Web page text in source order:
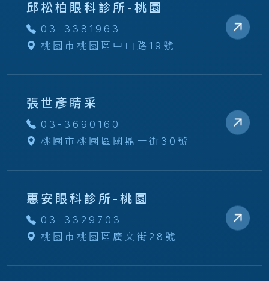
邱松柏眼科診所-桃園
03-3381963
桃園市桃園區中山路19號
張世彥睛采
03-3690160
桃園市桃園區國鼎一街30號
惠安眼科診所-桃園
03-3329703
桃園市桃園區廣文街28號